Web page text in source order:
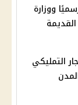
ووزارة
التمليكي